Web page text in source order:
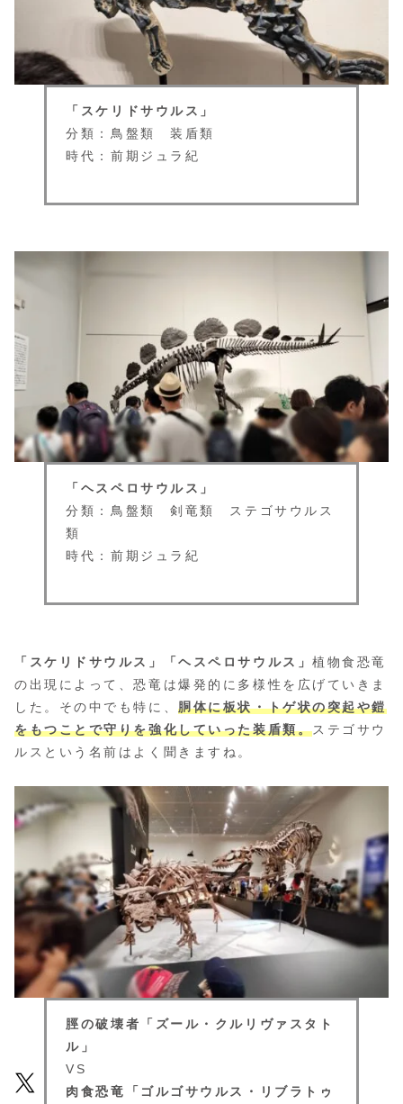
「スケリドサウルス」
分類：鳥盤類 装盾類
時代：前期ジュラ紀
「ヘスペロサウルス」
分類：鳥盤類 剣竜類 ステゴサウルス
類
時代：前期ジュラ紀
「スケリドサウルス」「ヘスペロサウルス」植物食恐竜
の出現によって、恐竜は爆発的に多様性を広げていきま
した。その中でも特に、胴体に板状・トゲ状の突起や鎧
をもつことで守りを強化していった装盾類。ステゴサウ
ルスという名前はよく聞きますね。
脛の破壊者
「ズール・クルリヴァスタト
ル」
VS
肉食恐竜
「ゴルゴサウルス・リブラトゥ